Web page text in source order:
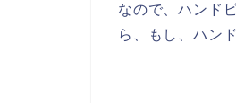
なので、ハンド
ら、もし、ハン